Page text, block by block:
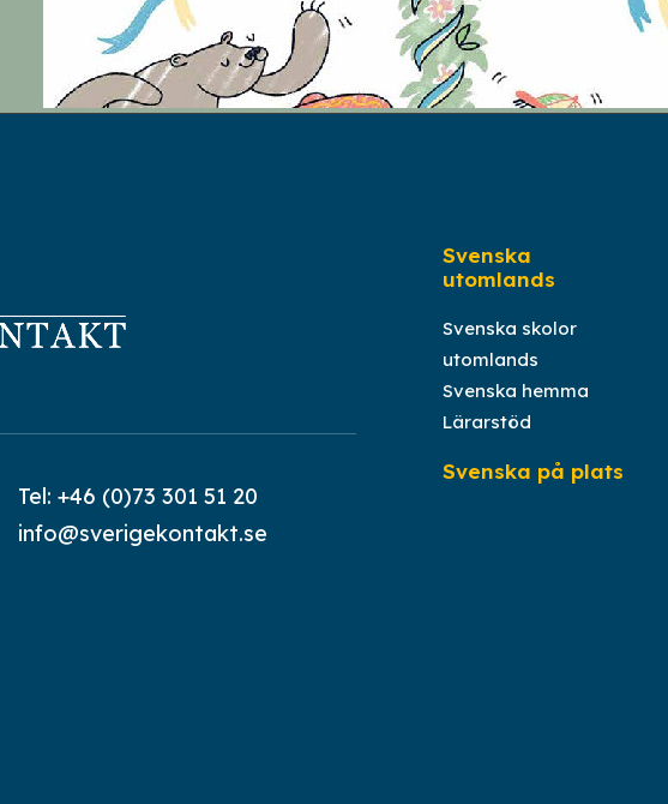
Tel: +46 (0)73 301 51 20
info@sverigekontakt.se
Svenska
utomlands
Svenska skolor
utomlands
Svenska hemma
Lärarstöd
Svenska på plats